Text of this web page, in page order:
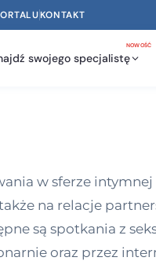
KONTAKT
swojego specjalistę
NOWOŚĆ
w sferze intymnej
na relacje
są spotkania z
oraz przez